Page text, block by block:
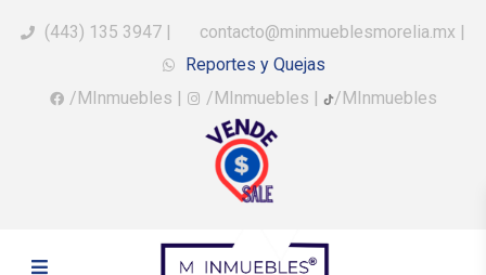
(443) 135 3947 | contacto@minmueblesmorelia.mx |
Reportes y Quejas
/MInmuebles | /MInmuebles | /MInmuebles